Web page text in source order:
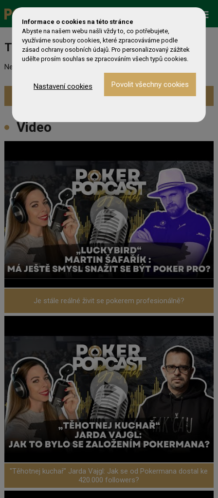
Turnaj nebyl nalezen
Nebyl nalezen odpovídající turnaj. Prevděpodobně již skončil.
Zobrazit aktuální turnaje »
Video
Je stále reálné živit se pokerem profesionálně?
"Těhotnej kuchař" Jarda Vajgl: Jak se od Pokermana dostal ke
420.000 followers?
Informace o cookies na této stránce
Abyste na našem webu našli vždy to, co potřebujete,
využíváme soubory cookies, které zpracováváme podle
zásad ochrany osobních údajů. Pro personalizovaný zážitek
udělte prosím souhlas se zpracováním všech typů cookies.
Nastavení cookies